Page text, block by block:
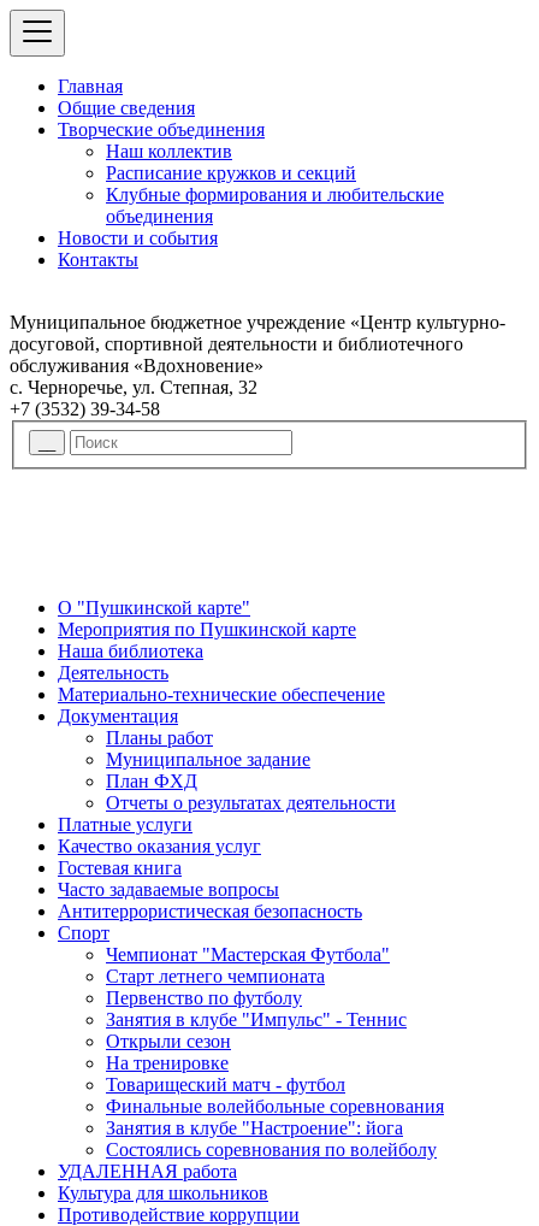
Главная
Общие сведения
Творческие объединения
Наш коллектив
Расписание кружков и секций
Клубные формирования и любительские
объединения
Новости и события
Контакты
Муниципальное бюджетное учреждение «Центр культурно-
досуговой, спортивной деятельности и библиотечного
обслуживания «Вдохновение»
с. Черноречье, ул. Степная, 32
+7 (3532) 39-34-58
О "Пушкинской карте"
Мероприятия по Пушкинской карте
Наша библиотека
Деятельность
Материально-технические обеспечение
Документация
Планы работ
Муниципальное задание
План ФХД
Отчеты о результатах деятельности
Платные услуги
Качество оказания услуг
Гостевая книга
Часто задаваемые вопросы
Антитеррористическая безопасность
Спорт
Чемпионат "Мастерская Футбола"
Старт летнего чемпионата
Первенство по футболу
Занятия в клубе "Импульс" - Теннис
Открыли сезон
На тренировке
Товарищеский матч - футбол
Финальные волейбольные соревнования
Занятия в клубе "Настроение": йога
Состоялись соревнования по волейболу
УДАЛЕННАЯ работа
Культура для школьников
Противодействие коррупции